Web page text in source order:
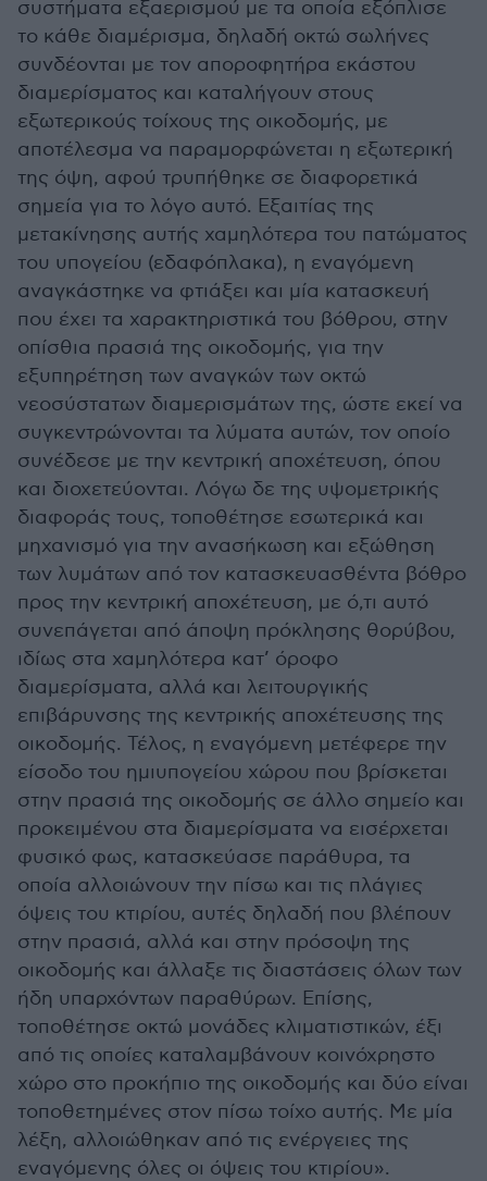
συστήματα εξαερισμού με τα οποία εξόπλισε
το κάθε διαμέρισμα, δηλαδή οκτώ σωλήνες
συνδέονται με τον αποροφητήρα εκάστου
διαμερίσματος και καταλήγουν στους
εξωτερικούς τοίχους της οικοδομής, με
αποτέλεσμα να παραμορφώνεται η εξωτερική
της όψη, αφού τρυπήθηκε σε διαφορετικά
σημεία για το λόγο αυτό. Εξαιτίας της
μετακίνησης αυτής χαμηλότερα του πατώματος
του υπογείου (εδαφόπλακα), η εναγόμενη
αναγκάστηκε να φτιάξει και μία κατασκευή
που έχει τα χαρακτηριστικά του βόθρου, στην
οπίσθια πρασιά της οικοδομής, για την
εξυπηρέτηση των αναγκών των οκτώ
νεοσύστατων διαμερισμάτων της, ώστε εκεί να
συγκεντρώνονται τα λύματα αυτών, τον οποίο
συνέδεσε με την κεντρική αποχέτευση, όπου
και διοχετεύονται. Λόγω δε της υψομετρικής
διαφοράς τους, τοποθέτησε εσωτερικά και
μηχανισμό για την ανασήκωση και εξώθηση
των λυμάτων από τον κατασκευασθέντα βόθρο
προς την κεντρική αποχέτευση, με ό,τι αυτό
συνεπάγεται από άποψη πρόκλησης θορύβου,
ιδίως στα χαμηλότερα κατ’ όροφο
διαμερίσματα, αλλά και λειτουργικής
επιβάρυνσης της κεντρικής αποχέτευσης της
οικοδομής. Τέλος, η εναγόμενη μετέφερε την
είσοδο του ημιυπογείου χώρου που βρίσκεται
στην πρασιά της οικοδομής σε άλλο σημείο και
προκειμένου στα διαμερίσματα να εισέρχεται
φυσικό φως, κατασκεύασε παράθυρα, τα
οποία αλλοιώνουν την πίσω και τις πλάγιες
όψεις του κτιρίου, αυτές δηλαδή που βλέπουν
στην πρασιά, αλλά και στην πρόσοψη της
οικοδομής και άλλαξε τις διαστάσεις όλων των
ήδη υπαρχόντων παραθύρων. Επίσης,
τοποθέτησε οκτώ μονάδες κλιματιστικών, έξι
από τις οποίες καταλαμβάνουν κοινόχρηστο
χώρο στο προκήπιο της οικοδομής και δύο είναι
τοποθετημένες στον πίσω τοίχο αυτής. Με μία
λέξη, αλλοιώθηκαν από τις ενέργειες της
εναγόμενης όλες οι όψεις του κτιρίου».